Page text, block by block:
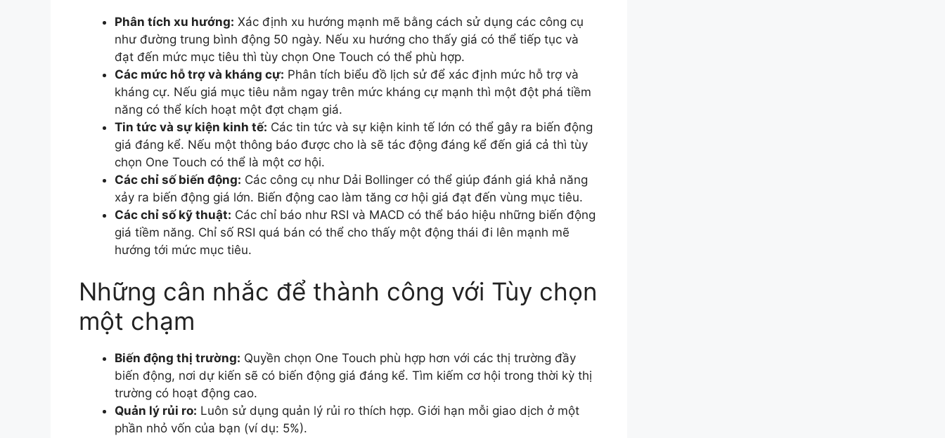
Phân tích xu hướng: Xác định xu hướng mạnh mẽ bằng cách sử dụng các công cụ
như đường trung bình động 50 ngày. Nếu xu hướng cho thấy giá có thể tiếp tục và
đạt đến mức mục tiêu thì tùy chọn One Touch có thể phù hợp.
Các mức hỗ trợ và kháng cự: Phân tích biểu đồ lịch sử để xác định mức hỗ trợ và
kháng cự. Nếu giá mục tiêu nằm ngay trên mức kháng cự mạnh thì một đột phá tiềm
năng có thể kích hoạt một đợt chạm giá.
Tin tức và sự kiện kinh tế: Các tin tức và sự kiện kinh tế lớn có thể gây ra biến động
giá đáng kể. Nếu một thông báo được cho là sẽ tác động đáng kể đến giá cả thì tùy
chọn One Touch có thể là một cơ hội.
Các chỉ số biến động: Các công cụ như Dải Bollinger có thể giúp đánh giá khả năng
xảy ra biến động giá lớn. Biến động cao làm tăng cơ hội giá đạt đến vùng mục tiêu.
Các chỉ số kỹ thuật: Các chỉ báo như RSI và MACD có thể báo hiệu những biến động
giá tiềm năng. Chỉ số RSI quá bán có thể cho thấy một động thái đi lên mạnh mẽ
hướng tới mức mục tiêu.
Những cân nhắc để thành công với Tùy chọn
một chạm
Biến động thị trường: Quyền chọn One Touch phù hợp hơn với các thị trường đầy
biến động, nơi dự kiến ​​sẽ có biến động giá đáng kể. Tìm kiếm cơ hội trong thời kỳ thị
trường có hoạt động cao.
Quản lý rủi ro: Luôn sử dụng quản lý rủi ro thích hợp. Giới hạn mỗi giao dịch ở một
phần nhỏ vốn của bạn (ví dụ: 5%).